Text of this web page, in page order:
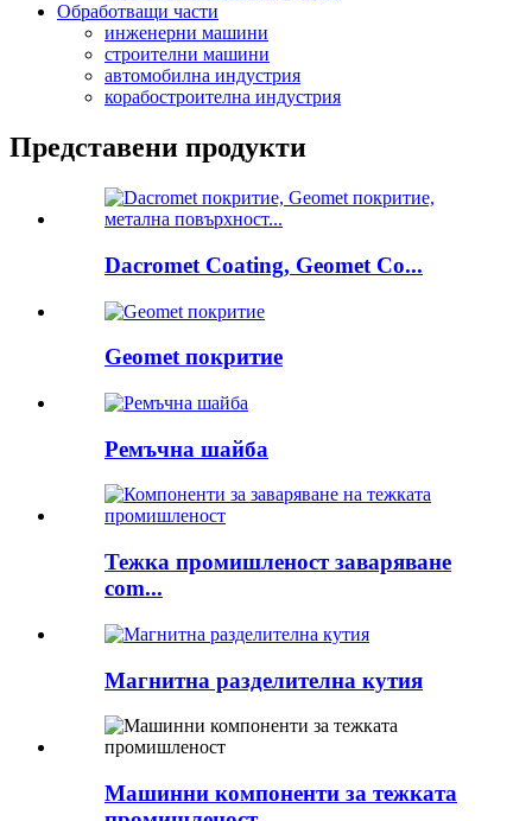
Обработващи части
инженерни машини
строителни машини
автомобилна индустрия
корабостроителна индустрия
Представени продукти
Dacromet Coating, Geomet Co...
Geomet покритие
Ремъчна шайба
Тежка промишленост заваряване
com...
Магнитна разделителна кутия
Машинни компоненти за тежката